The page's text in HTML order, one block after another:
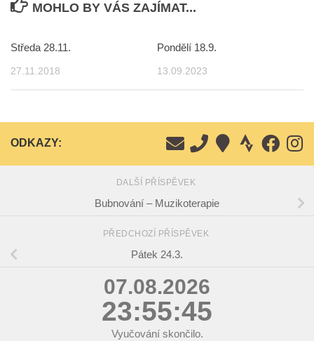
MOHLO BY VÁS ZAJÍMAT...
Středa 28.11.
27.11.2018
Pondělí 18.9.
13.09.2023
ODKAZY:
DALŠÍ PŘÍSPĚVEK
Bubnování – Muzikoterapie
PŘEDCHOZÍ PŘÍSPĚVEK
Pátek 24.3.
07.08.2026
23:55:46
Vyučování skončilo.